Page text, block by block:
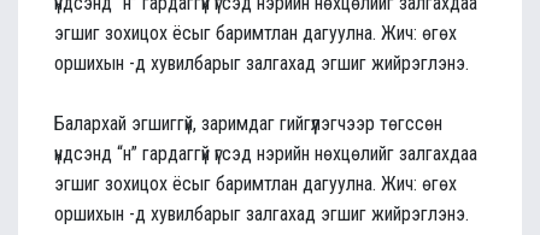
эгшиг зохицох ёсыг баримтлан дагуулна. Жич: өгөх
оршихын -д хувилбарыг залгахад эгшиг жийрэглэнэ.
Балархай эгшиггүй, заримдаг гийгүүлэгчээр төгссөн
үндсэнд “н” гардаггүй үгсэд нэрийн нөхцөлийг залгахдаа
эгшиг зохицох ёсыг баримтлан дагуулна. Жич: өгөх
оршихын -д хувилбарыг залгахад эгшиг жийрэглэнэ.